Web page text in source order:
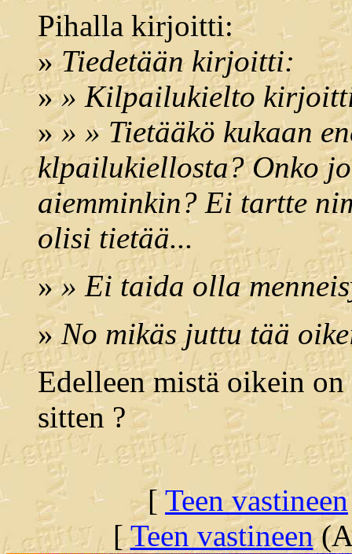
Pihalla kirjoitti:
»Tiedetään kirjoitti:
»» Kilpailukielto
»» » Tietääkö kukaan
klpailukiellosta? Onko
aiemminkin? Ei tartte
olisi tietää...
»» Ei taida olla
»No mikäs juttu tää
Edelleen mistä oikein
sitten ?
[Teen vastineen
[Teen vastineen